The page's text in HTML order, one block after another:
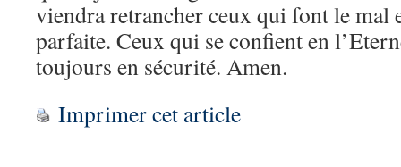
viendra retrancher ceux qui font le mal
parfaite. Ceux qui se confient en
toujours en sécurité. Amen.
Imprimer cet article